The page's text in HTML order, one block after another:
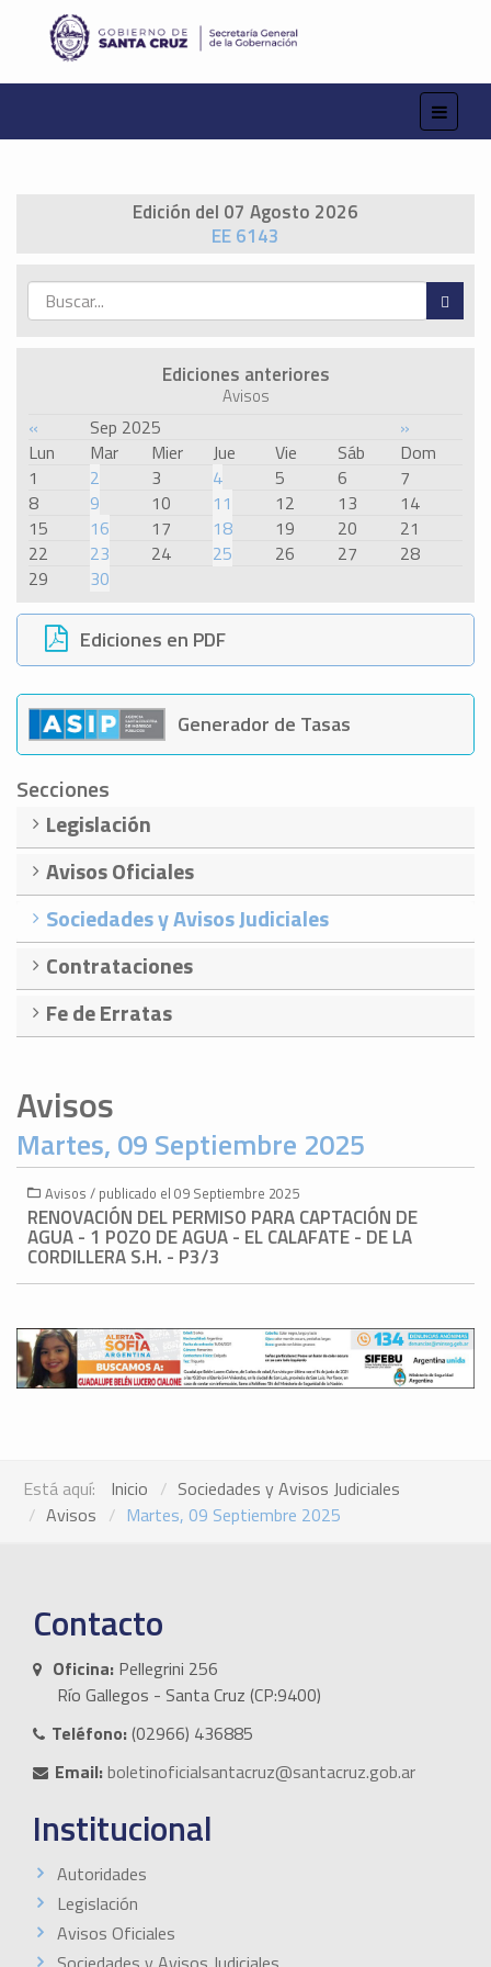
Edición del 07 Agosto 2026
EE 6143
Ediciones anteriores
Avisos
« Sep 2025
»
Lun
Mar Mier Jue Vie Sáb
Dom
1
2 3 4 5 6
7
8
9 10 11 12 13
14
15
16 17 18 19 20
21
22
23 24 25 26 27
28
29
30
Ediciones en PDF
Generador de Tasas
Secciones
Legislación
Avisos Oficiales
Sociedades y Avisos Judiciales
Contrataciones
Fe de Erratas
Avisos
Martes, 09 Septiembre 2025
Avisos / publicado el 09 Septiembre 2025
RENOVACIÓN DEL PERMISO PARA CAPTACIÓN DE
AGUA - 1 POZO DE AGUA - EL CALAFATE - DE LA
CORDILLERA S.H. - P3/3
Está aquí: Inicio
Sociedades y Avisos Judiciales
Avisos
Martes, 09 Septiembre 2025
Contacto
Oficina: Pellegrini 256
Río Gallegos - Santa Cruz (CP:9400)
Teléfono:(02966) 436885
Email:boletinoficialsantacruz@santacruz.gob.ar
Institucional
Autoridades
Legislación
Avisos Oficiales